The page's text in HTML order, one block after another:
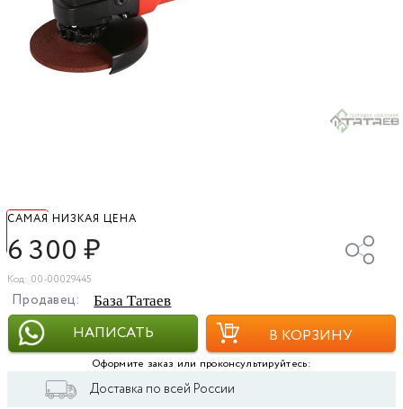
САМАЯ НИЗКАЯ ЦЕНА
6 300₽
Код: 00-00029445
Продавец: База Татаев
НАПИСАТЬ В КОРЗИНУ
Оформите заказ или проконсультируйтесь:
Доставка по всей России